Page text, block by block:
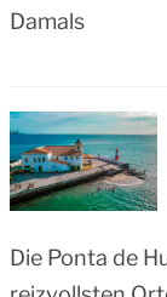
Damals
Die Ponta de